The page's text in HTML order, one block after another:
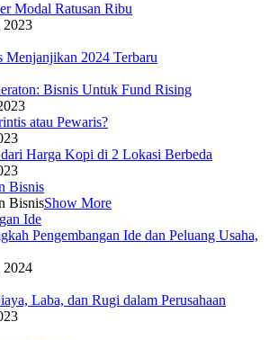
Modal Ratusan Ribu
2023
Menjanjikan 2024 Terbaru
Bisnis Untuk Fund Rising
atau Pewaris?
Harga Kopi di 2 Lokasi Berbeda
Bisnis
BisnisShow More
Pengembangan Ide dan Peluang Usaha,
2024
Laba, dan Rugi dalam Perusahaan